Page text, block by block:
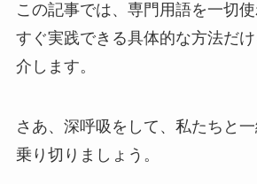
この記事では、専門用語を一切
すぐ実践できる具体的な方法だ
介します。
さあ、深呼吸をして、私たちと
乗り切りましょう。